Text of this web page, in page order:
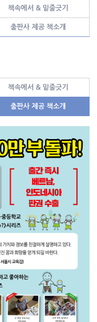
책속에서 & 밑줄긋기
출판사 제공 책소개
책속에서 & 밑줄긋기
출판사 제공 책소개